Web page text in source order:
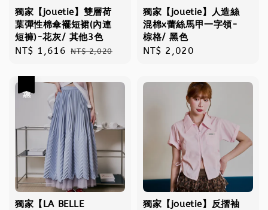
獨家【jouetie】雙層荷
葉彈性棉傘襬短裙(內連
短褲)-花灰/ 其他3色
Sale
NT$ 1,616 Regular
NT$ 2,020
獨家【jouetie】人造絲
混棉x蕾絲馬甲一字領-
棕格/ 黑色
Regular
NT$ 2,020
獨家【LA BELLE
獨家【jouetie】反摺袖